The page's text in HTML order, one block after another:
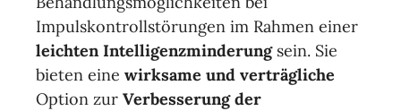
Impulskontrollstörungen im Rahmen einer
leichten Intelligenzminderungsein. Sie
bieten eine wirksame und verträgliche
Option zur Verbesserung der